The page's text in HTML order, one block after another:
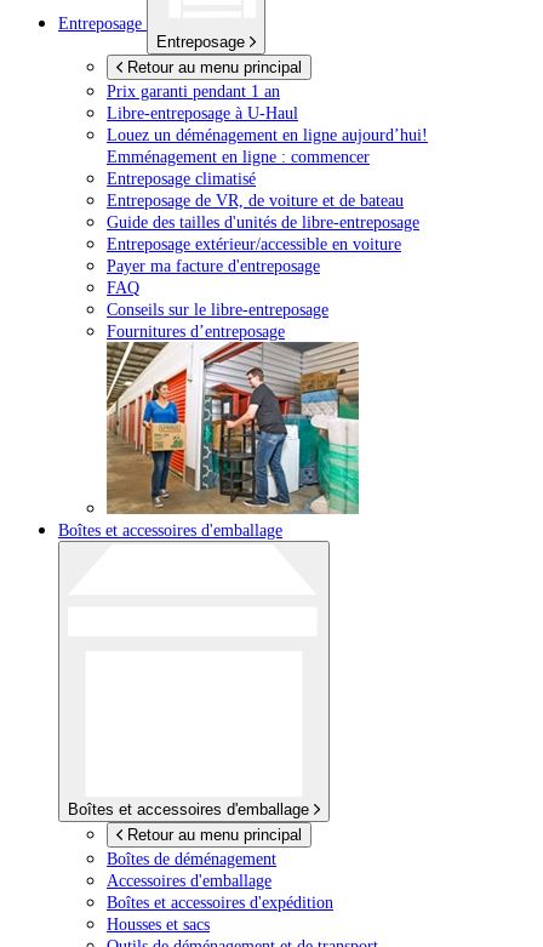
Entreposage
Entreposage
Retour au menu principal
Prix garanti pendant 1 an
Libre-entreposage à U-Haul
Louez un déménagement en ligne aujourd’hui!
Emménagement en ligne : commencer
Entreposage climatisé
Entreposage de VR, de voiture et de bateau
Guide des tailles d'unités de libre-entreposage
Entreposage extérieur/accessible en voiture
Payer ma facture d'entreposage
FAQ
Conseils sur le libre-entreposage
Fournitures d’entreposage
Boîtes et accessoires d'emballage
Boîtes et accessoires d'emballage
Retour au menu principal
Boîtes de déménagement
Accessoires d'emballage
Boîtes et accessoires d'expédition
Housses et sacs